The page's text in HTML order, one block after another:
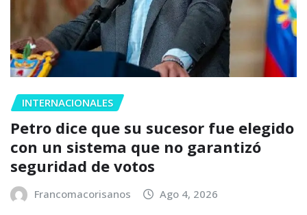
INTERNACIONALES
Petro dice que su sucesor fue elegido
con un sistema que no garantizó
seguridad de votos
Francomacorisanos Ago 4, 2026